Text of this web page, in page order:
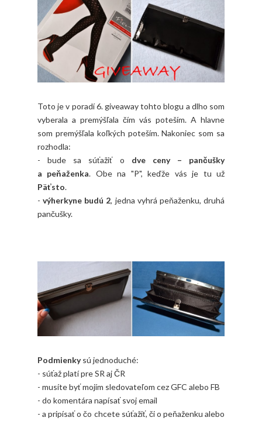
Toto je v poradí 6. giveaway tohto blogu a dlho som
vyberala a premýšľala čím vás poteším. A hlavne
som premýšľala koľkých poteším. Nakoniec som sa
rozhodla:
- bude sa súťažiť o dve ceny – pančušky
a peňaženka. Obe na "P", keďže vás je tu už
Päťsto.
-výherkyne budú 2, jedna vyhrá peňaženku, druhá
pančušky.
Podmienkysú jednoduché:
- súťaž platí pre SR aj ČR
- musíte byť mojím sledovateľom cez GFC alebo FB
- do komentára napísať svoj email
- a pripísať o čo chcete súťažiť, či o peňaženku alebo